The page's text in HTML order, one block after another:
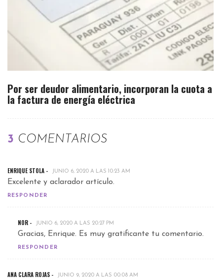
Por ser deudor alimentario, incorporan la cuota a
la factura de energía eléctrica
3 COMENTARIOS
ENRIQUE STOLA - JUNIO 6, 2020 A LAS 10:23 AM
Excelente y aclarador artículo.
RESPONDER
NOR - JUNIO 6, 2020 A LAS 20:27 PM
Gracias, Enrique. Es muy gratificante tu comentario.
RESPONDER
ANA CLARA ROJAS - JUNIO 9, 2020 A LAS 00:08 AM